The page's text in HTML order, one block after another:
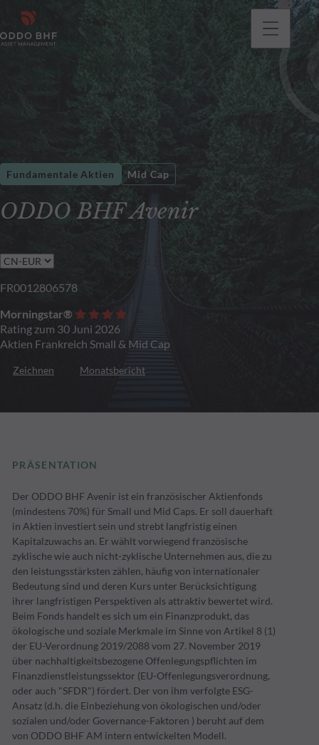
ODDO BHF Avenir
Fundamentale Aktien Mid Cap
FR0012806578
Morningstar®
Rating zum 30 Juni 2026
Aktien Frankreich Small & Mid Cap
Zeichnen Monatsbericht
PRÄSENTATION
Der ODDO BHF Avenir ist ein französischer Aktienfonds
(mindestens 70%) für Small und Mid Caps. Er soll dauerhaft
in Aktien investiert sein und strebt langfristig einen
Kapitalzuwachs an. Er wählt vorwiegend französische
zyklische wie auch nicht-zyklische Unternehmen aus, die zu
den leistungsstärksten zählen, häufig von internationaler
Bedeutung sind und deren Kurs unter Berücksichtigung
ihrer langfristigen Perspektiven als attraktiv bewertet wird.
Beim Fonds handelt es sich um ein Finanzprodukt, das
ökologische und soziale Merkmale im Sinne von Artikel 8 (1)
der EU-Verordnung 2019/2088 vom 27. November 2019
über nachhaltigkeitsbezogene Offenlegungspflichten im
Finanzdienstleistungssektor (EU-Offenlegungsverordnung,
oder auch "SFDR") fördert. Der von ihm verfolgte ESG-
Ansatz (d.h. die Einbeziehung von ökologischen und/oder
sozialen und/oder Governance-Faktoren ) beruht auf dem
von ODDO BHF AM intern entwickelten Modell.